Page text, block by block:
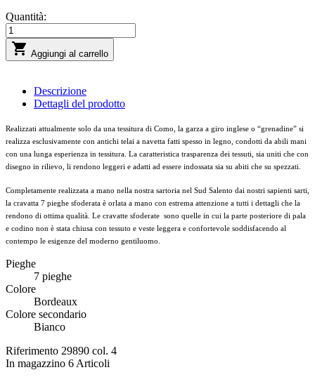
Quantità:
 Aggiungi al carrello
Descrizione
Dettagli del prodotto
Realizzati attualmente solo da una tessitura di Como, la garza a giro inglese o “grenadine” si
realizza esclusivamente con antichi telai a navetta fatti spesso in legno, condotti da abili mani
con una lunga esperienza in tessitura. La caratteristica trasparenza dei tessuti, sia uniti che con
disegno in rilievo, li rendono leggeri e adatti ad essere indossata sia su abiti che su spezzati.
Completamente realizzata a mano nella nostra sartoria nel Sud Salento dai nostri sapienti sarti,
la cravatta 7 pieghe sfoderata è orlata a mano con estrema attenzione a tutti i dettagli che la
rendono di ottima qualità. Le cravatte sfoderate sono quelle in cui la parte posteriore di pala
e codino non è stata chiusa con tessuto e veste leggera e confortevole soddisfacendo al
contempo le esigenze del moderno gentiluomo.
Pieghe
7 pieghe
Colore
Bordeaux
Colore secondario
Bianco
Riferimento 29890 col. 4
In magazzino 6 Articoli